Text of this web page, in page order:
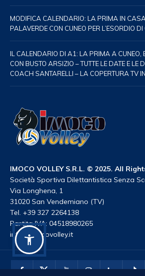
MODIFICA CALENDARIO: LA PRIMA IN CASA
PALAVERDE CON CUNEO PER L’ESORDIO
IL CALENDARIO DI A1: LA PRIMA A CUNEO,
CON BUSTO ARSIZIO – TUTTE LE DATE E LE
COACH SANTARELLI – LA COPERTURA TV
IMOCO VOLLEY S.R.L. © 2025. All
Società Sportiva Dilettantistica Senza
Via Longhena, 1
31020 San Vendemiano (TV)
Tel. +39 327 2264138
Partita IVA: 04518980265
info@imocovolley.it